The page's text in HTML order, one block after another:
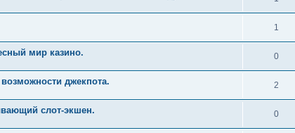
1
мир казино. 0
джекпота. 2
слот-экшен. 0